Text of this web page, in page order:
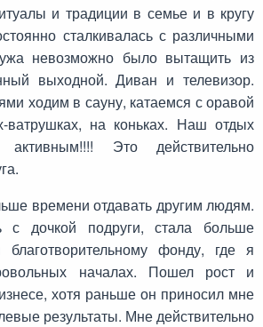
и традиции в семье и в кругу
сталкивалась с различными
невозможно было вытащить из
выходной. Диван и телевизор.
ходим в сауну, катаемся с оравой
ватрушках, на коньках. Наш отдых
активным!!!! Это действительно
времени отдавать другим людям.
с дочкой подруги, стала больше
благотворительному фонду, где я
началах. Пошел рост и
хотя раньше он приносил мне
результаты. Мне действительно